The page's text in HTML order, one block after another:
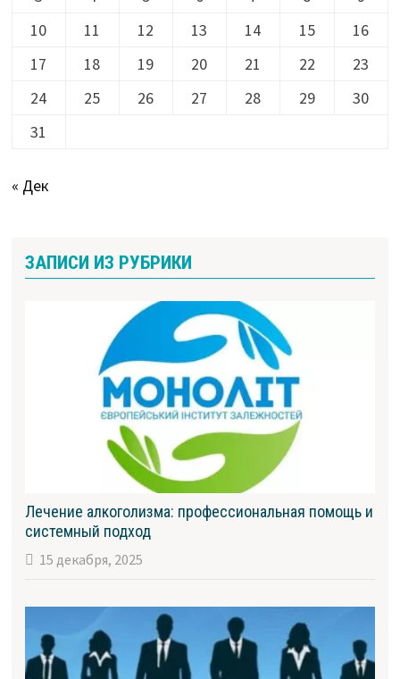
10
11 12 13 14 15
16
17
18 19 20 21 22
23
24
25 26 27 28 29
30
31
« Дек
ЗАПИСИ ИЗ РУБРИКИ
Лечение алкоголизма: профессиональная помощь и
системный подход
15 декабря, 2025